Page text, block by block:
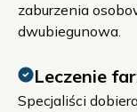
zaburzenia
dwubiegunowa.
Leczenie
Specjaliści